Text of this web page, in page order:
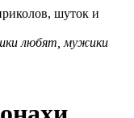
шуток и
любят, мужики